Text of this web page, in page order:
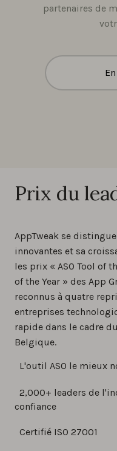
partenaires de
Prix du
AppTweak se
innovantes et sa
les prix « ASO Tool of
of the Year » des App
reconnus à quatre
entreprises
rapide dans le cadre
Belgique.
L'outil ASO le mieux
2,000+ leaders de
confiance
Certifié ISO 27001